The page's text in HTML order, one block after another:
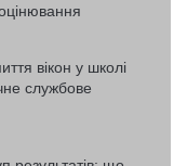
вікон у школі
службове